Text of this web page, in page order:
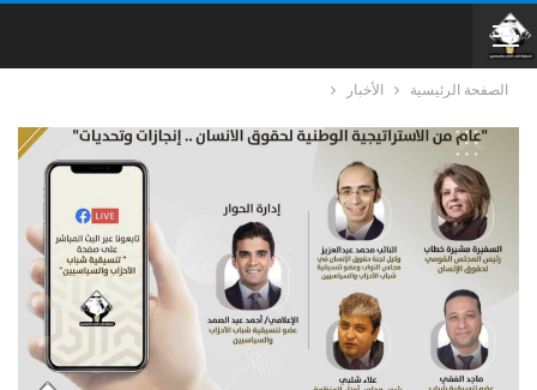
الصفحة الرئيسية الأخبار